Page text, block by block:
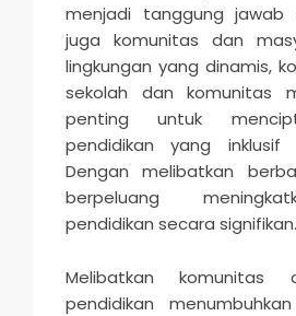
menjadi tanggung jawab
juga komunitas dan
lingkungan yang dinamis,
sekolah dan komunitas
penting untuk
pendidikan yang inklusif
Dengan melibatkan
berpeluang
pendidikan secara signifikan.
Melibatkan komunitas
pendidikan